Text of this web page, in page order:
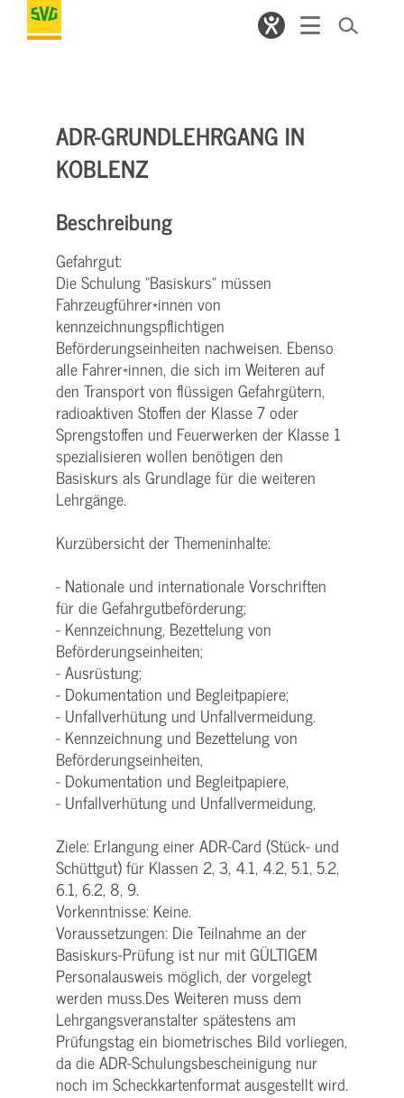
ADR-GRUNDLEHRGANG IN
KOBLENZ
Beschreibung
Gefahrgut:
Die Schulung "Basiskurs" müssen
Fahrzeugführer*innen von
kennzeichnungspflichtigen
Beförderungseinheiten nachweisen. Ebenso
alle Fahrer*innen, die sich im Weiteren auf
den Transport von flüssigen Gefahrgütern,
radioaktiven Stoffen der Klasse 7 oder
Sprengstoffen und Feuerwerken der Klasse 1
spezialisieren wollen benötigen den
Basiskurs als Grundlage für die weiteren
Lehrgänge.
Kurzübersicht der Themeninhalte:
- Nationale und internationale Vorschriften
für die Gefahrgutbeförderung;
- Kennzeichnung, Bezettelung von
Beförderungseinheiten;
- Ausrüstung;
- Dokumentation und Begleitpapiere;
- Unfallverhütung und Unfallvermeidung.
- Kennzeichnung und Bezettelung von
Beförderungseinheiten,
- Dokumentation und Begleitpapiere,
- Unfallverhütung und Unfallvermeidung,
Ziele: Erlangung einer ADR-Card (Stück- und
Schüttgut) für Klassen 2, 3, 4.1, 4.2, 5.1, 5.2,
6.1, 6.2, 8, 9.
Vorkenntnisse: Keine.
Voraussetzungen: Die Teilnahme an der
Basiskurs-Prüfung ist nur mit GÜLTIGEM
Personalausweis möglich, der vorgelegt
werden muss.Des Weiteren muss dem
Lehrgangsveranstalter spätestens am
Prüfungstag ein biometrisches Bild vorliegen,
da die ADR-Schulungsbescheinigung nur
noch im Scheckkartenformat ausgestellt wird.